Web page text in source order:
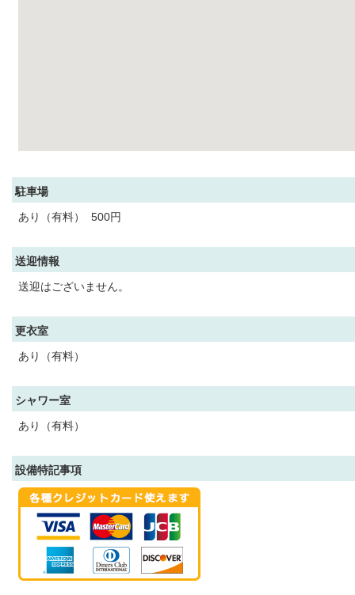
駐車場
あり（有料） 500円
送迎情報
送迎はございません。
更衣室
あり（有料）
シャワー室
あり（有料）
設備特記事項